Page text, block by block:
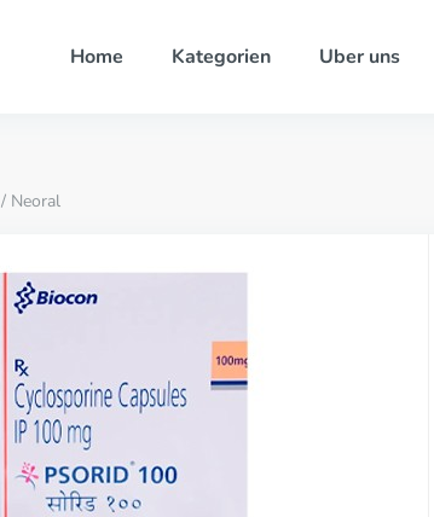
Home Kategorien Uber uns
/ Neoral